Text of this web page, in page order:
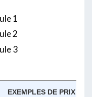
1
2
3
EXEMPLES DE PRIX